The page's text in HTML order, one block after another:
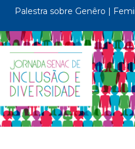
Palestra sobre Genêro |